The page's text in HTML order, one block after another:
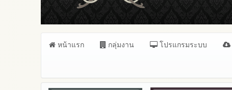
หน้าแรก กลุ่มงาน โปรแกรมระบบ